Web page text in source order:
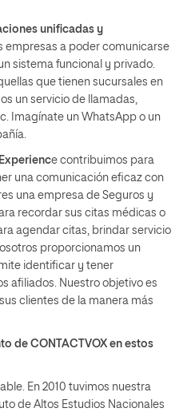
unificadas y
empresas a poder comunicarse
sistema funcional y privado.
que tienen sucursales en
un servicio de llamadas,
Imagínate un WhatsApp o un
e contribuimos para
una comunicación eficaz con
una empresa de Seguros y
recordar sus citas médicas o
agendar citas, brindar servicio
proporcionamos un
identificar y tener
afiliados. Nuestro objetivo es
clientes de la manera más
de CONTACTVOX en estos
En 2010 tuvimos nuestra
de Altos Estudios Nacionales